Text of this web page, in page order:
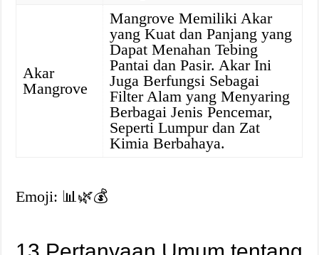
Akar
Mangrove
Mangrove Memiliki Akar
yang Kuat dan Panjang yang
Dapat Menahan Tebing
Pantai dan Pasir. Akar Ini
Juga Berfungsi Sebagai
Filter Alam yang Menyaring
Berbagai Jenis Pencemar,
Seperti Lumpur dan Zat
Kimia Berbahaya.
Emoji: 📊🌿💰